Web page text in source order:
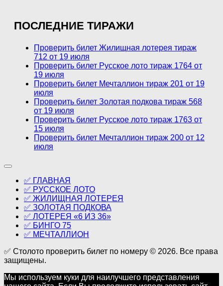
ПОСЛЕДНИЕ ТИРАЖИ
Проверить билет Жилищная лотерея тираж
712 от 19 июля
Проверить билет Русское лото тираж 1764 от
19 июля
Проверить билет Мечталлион тираж 201 от 19
июля
Проверить билет Золотая подкова тираж 568
от 19 июля
Проверить билет Русское лото тираж 1763 от
15 июля
Проверить билет Мечталлион тираж 200 от 12
июля
✅ ГЛАВНАЯ
✅ РУССКОЕ ЛОТО
✅ ЖИЛИЩНАЯ ЛОТЕРЕЯ
✅ ЗОЛОТАЯ ПОДКОВА
✅ ЛОТЕРЕЯ «6 ИЗ 36»
✅ БИНГО 75
✅ МЕЧТАЛЛИОН
✅ Столото проверить билет по номеру © 2026. Все права
защищены.
Мы используем куки для наилучшего представления